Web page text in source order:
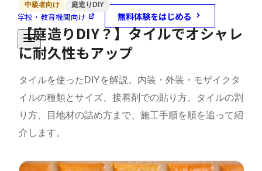
学校・教育機関向け 無料体験をはじめる
中級者向け 庭造りDIY
【庭造りDIY？】タイルでオシャレ
に耐久性もアップ
タイルを使ったDIYを解説。内装・外装・モザイクタ
イルの種類とサイズ、接着剤での貼り方、タイルの割
り方、目地材の詰め方まで、施工手順を順を追って紹
介します。